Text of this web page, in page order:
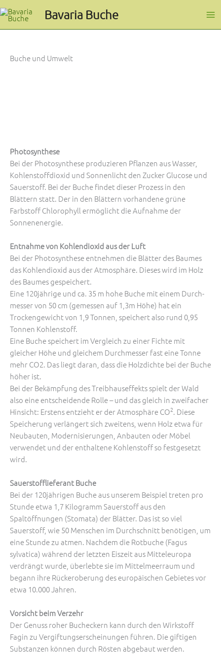
Inhalt
springen
Bavaria Buche
Buche und Umwelt
Photosynthese
Bei der Photosynthese produzieren Pflanzen aus Wasser,
Kohlenstoff­dioxid und Sonnenlicht den Zucker Glucose und
Sauerstoff. Bei der Buche findet dieser Prozess in den
Blättern statt. Der in den Blättern vorhandene grüne
Farbstoff ­Chlorophyll ermöglicht die Aufnahme der
Sonnenenergie.
Entnahme von Kohlendioxid aus der Luft
Bei der Photosynthese entnehmen die Blätter des Baumes
das ­Kohlendioxid aus der Atmosphäre. Dieses wird im Holz
des Baumes gespeichert.
Eine 120jährige und ca. 35 m hohe Buche mit einem Durch­
messer von 50 cm (gemessen auf 1,3m Höhe) hat ein
Trockengewicht von 1,9 Tonnen, speichert also rund 0,95
Tonnen Kohlenstoff.
Eine Buche speichert im Vergleich zu einer Fichte mit
gleicher Höhe und gleichem Durchmesser fast eine Tonne
mehr CO2. Das liegt daran, dass die Holzdichte bei der Buche
höher ist.
Bei der Bekämpfung des Treibhauseffekts spielt der Wald
also eine entscheidende Rolle – und das gleich in zweifacher
Hinsicht: Erstens entzieht er der Atmosphäre CO2. Diese
Speicherung ver­längert sich zweitens, wenn Holz etwa für
Neubauten, Modernisierungen, Anbauten oder Möbel
verwendet und der enthaltene Kohlenstoff so festgesetzt
wird.
Sauerstofflieferant Buche
Bei der 120jährigen Buche aus unserem Beispiel ­treten pro
Stunde etwa 1,7 Kilogramm Sauerstoff aus den
Spaltöffnungen ­(Stomata) der Blätter. Das ist so viel
Sauerstoff, wie 50 Menschen im Durchschnitt benötigen, um
eine Stunde zu atmen. Nachdem die Rotbuche (Fagus
sylvatica) während der letzten Eiszeit aus Mitteleuropa
verdrängt wurde, überlebte sie im Mittelmeerraum und
begann ihre Rückeroberung des europäischen Gebietes vor
etwa 10.000 Jahren.
Vorsicht beim Verzehr
Der Genuss roher Bucheckern kann durch den Wirkstoff
Fagin zu Vergiftungserscheinungen führen. Die giftigen
Substanzen können durch Rösten abgebaut werden.